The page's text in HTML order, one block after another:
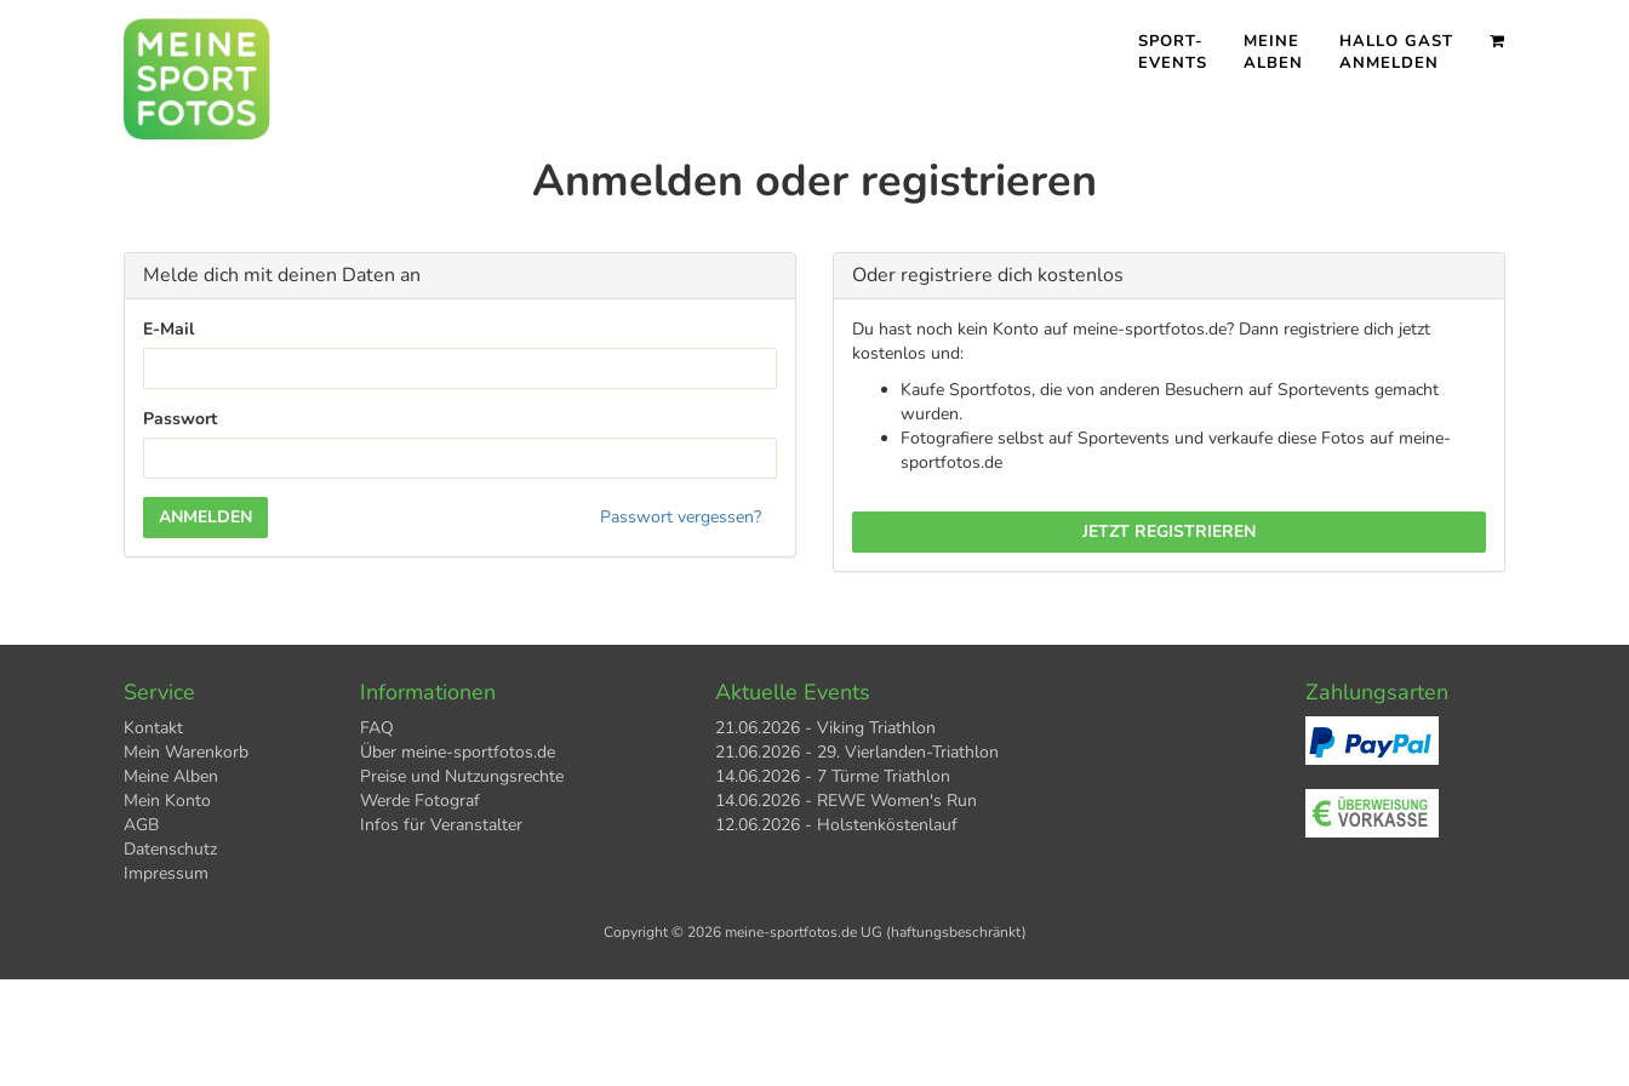
SPORT-
EVENTS
MEINE
ALBEN
HALLO GAST
ANMELDEN
Anmelden oder registrieren
Melde dich mit deinen Daten an
E-Mail
Passwort
Passwort vergessen?
Oder registriere dich kostenlos
Du hast noch kein Konto auf meine-sportfotos.de? Dann registriere dich jetzt
kostenlos und:
Kaufe Sportfotos, die von anderen Besuchern auf Sportevents gemacht
wurden.
Fotografiere selbst auf Sportevents und verkaufe diese Fotos auf meine-
sportfotos.de
JETZT REGISTRIEREN
Service
Kontakt
Mein Warenkorb
Meine Alben
Mein Konto
AGB
Datenschutz
Impressum
Informationen
FAQ
Über meine-sportfotos.de
Preise und Nutzungsrechte
Werde Fotograf
Infos für Veranstalter
Aktuelle Events
21.06.2026 - Viking Triathlon
21.06.2026 - 29. Vierlanden-Triathlon
14.06.2026 - 7 Türme Triathlon
14.06.2026 - REWE Women's Run
12.06.2026 - Holstenköstenlauf
Zahlungsarten
Copyright © 2026 meine-sportfotos.de UG (haftungsbeschränkt)